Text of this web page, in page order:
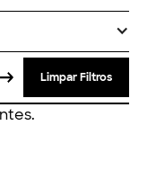
Limpar Filtros